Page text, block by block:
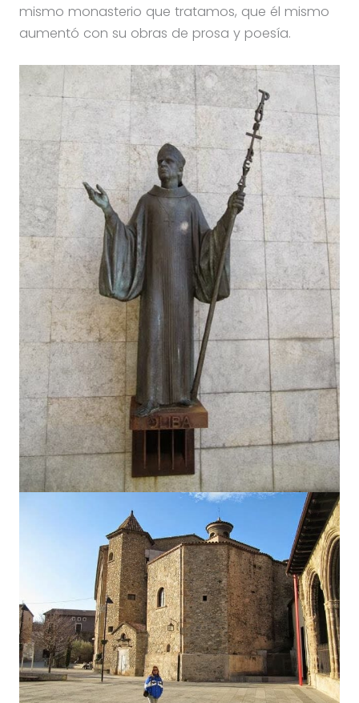
mismo monasterio que tratamos, que él mismo
aumentó con su obras de prosa y poesía.